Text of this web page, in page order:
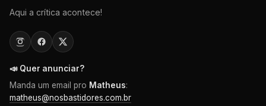
Aqui a crítica acontece!
📣 Quer anunciar?
Manda um email pro Matheus:
matheus@nosbastidores.com.br